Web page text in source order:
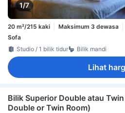
1/7
20 m²/215 kaki Maksimum 3 dewasa
Sofa
Studio / 1 bilik tidur
Bilik mandi
Lihat
Bilik Superior Double atau
Double or Twin Room)